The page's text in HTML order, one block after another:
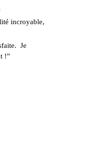
incroyable,
Je
!”